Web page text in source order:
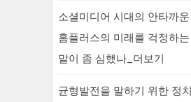
소셜미디어 시대의 안타까
홈플러스의 미래를 걱정하
말이 좀 심했나_더보기
균형발전을 말하기 위한 정